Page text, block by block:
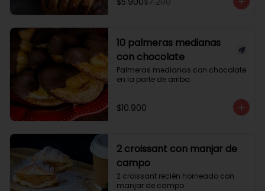
10 palmeras medianas
con chocolate
Palmeras medianas con chocolate
en la parte de arriba.
$10.900
2 croissant con manjar de
campo
2 croissant recién horneado con
manjar de campo.